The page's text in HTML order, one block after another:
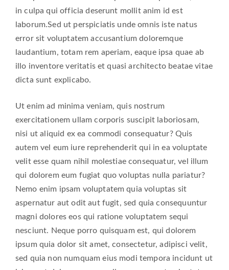
in culpa qui officia deserunt mollit anim id est
laborum.Sed ut perspiciatis unde omnis iste natus
error sit voluptatem accusantium doloremque
laudantium, totam rem aperiam, eaque ipsa quae ab
illo inventore veritatis et quasi architecto beatae vitae
dicta sunt explicabo.
Ut enim ad minima veniam, quis nostrum
exercitationem ullam corporis suscipit laboriosam,
nisi ut aliquid ex ea commodi consequatur? Quis
autem vel eum iure reprehenderit qui in ea voluptate
velit esse quam nihil molestiae consequatur, vel illum
qui dolorem eum fugiat quo voluptas nulla pariatur?
Nemo enim ipsam voluptatem quia voluptas sit
aspernatur aut odit aut fugit, sed quia consequuntur
magni dolores eos qui ratione voluptatem sequi
nesciunt. Neque porro quisquam est, qui dolorem
ipsum quia dolor sit amet, consectetur, adipisci velit,
sed quia non numquam eius modi tempora incidunt ut